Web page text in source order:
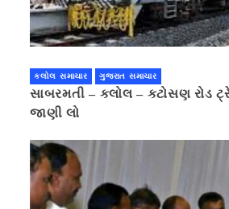
કલોલ સમાચાર ગુજરાત સમાચાર
સાબરમતી – કલોલ – કટોસણ રોડ
જાણી લો